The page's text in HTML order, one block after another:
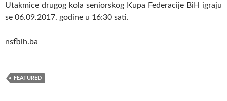
Utakmice drugog kola seniorskog Kupa Federacije BiH igraju
se 06.09.2017. godine u 16:30 sati.
nsfbih.ba
FEATURED